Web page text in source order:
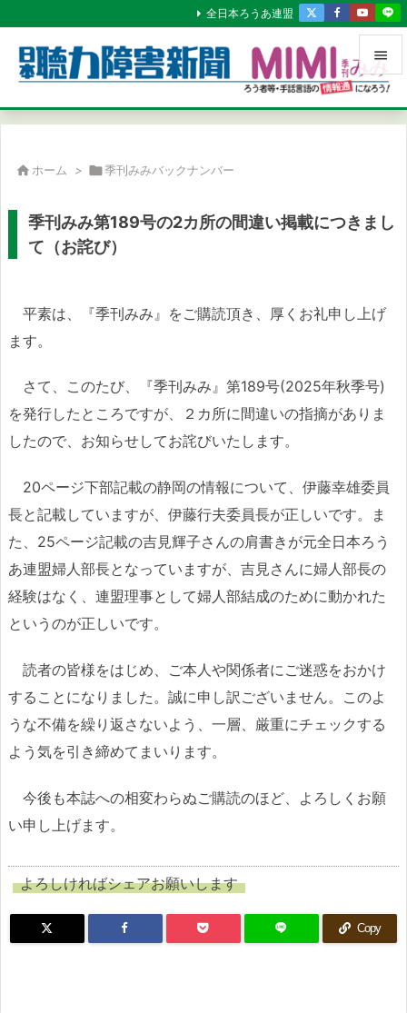


メニュ

全日本ろうあ連盟
 ホーム > 季刊みみバックナンバー
季刊みみ第189号の2カ所の間違い掲載につきまし
て（お詫び）
平素は、『季刊みみ』をご購読頂き、厚くお礼申し上げ
ます。
さて、このたび、『季刊みみ』第189号(2025年秋季号)
を発行したところですが、２カ所に間違いの指摘がありま
したので、お知らせしてお詫びいたします。
20ページ下部記載の静岡の情報について、伊藤幸雄委員
長と記載していますが、伊藤行夫委員長が正しいです。ま
た、25ページ記載の吉見輝子さんの肩書きが元全日本ろう
あ連盟婦人部長となっていますが、吉見さんに婦人部長の
経験はなく、連盟理事として婦人部結成のために動かれた
というのが正しいです。
読者の皆様をはじめ、ご本人や関係者にご迷惑をおかけ
することになりました。誠に申し訳ございません。このよ
うな不備を繰り返さないよう、一層、厳重にチェックする
よう気を引き締めてまいります。
今後も本誌への相変わらぬご購読のほど、よろしくお願
い申し上げます。
よろしければシェアお願いします
Copy